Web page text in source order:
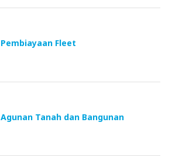
Pembiayaan Fleet
Agunan Tanah dan Bangunan